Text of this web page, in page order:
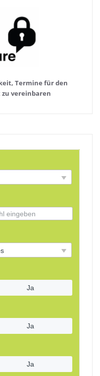
Termine für den
vereinbaren